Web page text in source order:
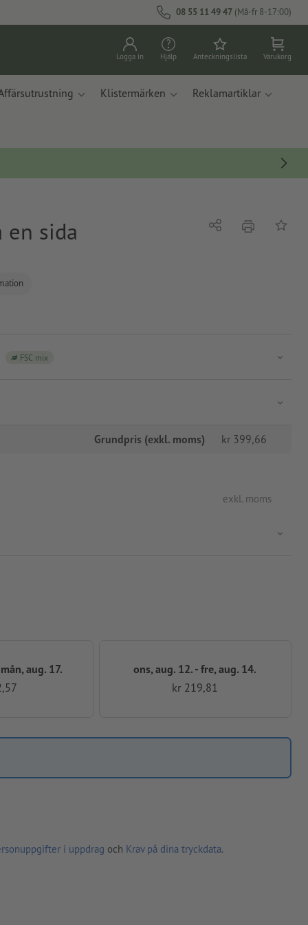
08 55 11 49 47 (Må-fr 8-17:00)
Logga in Hjälp Anteckningslista Varukorg
Klistermärken Reklamartiklar
en sida Dela erbjudande
På
FSC mix
Grundpris (exkl. moms) kr 399,66
exkl. moms
aug. 17.
ons, aug. 12. - fre, aug. 14.
kr 219,81
i uppdrag och Krav på dina tryckdata.